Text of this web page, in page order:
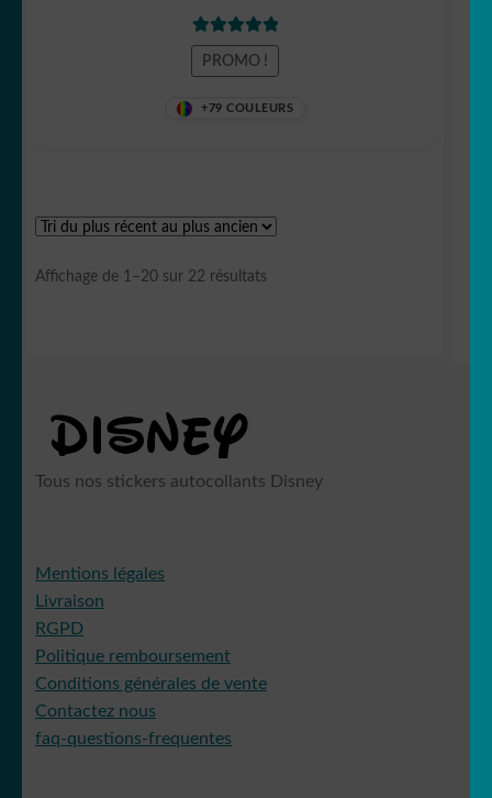
Note5sur 5
PROMO !
+79 COULEURS
Affichage de 1–20 sur 22 résultats
Tous nos stickers autocollants Disney
Mentions légales
Livraison
RGPD
Politique remboursement
Conditions générales de vente
Contactez nous
faq-questions-frequentes